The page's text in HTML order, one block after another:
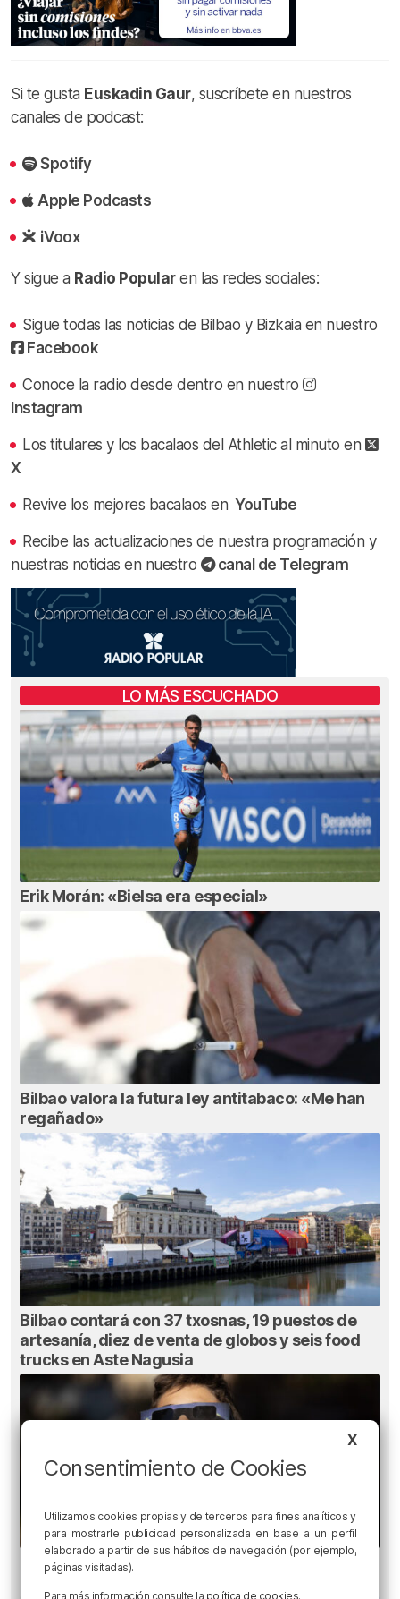
Si te gusta Euskadin Gaur, suscríbete en nuestros
canales de podcast:
Spotify
Apple Podcasts
iVoox
Y sigue a Radio Popularen las redes sociales:
Sigue todas las noticias de Bilbao y Bizkaia en nuestro
Facebook
Conoce la radio desde dentro en nuestro
Instagram
Los titulares y los bacalaos del Athletic al minuto en
X
Revive los mejores bacalaos en YouTube
Recibe las actualizaciones de nuestra programación y
nuestras noticias en nuestro
canal de Telegram
LO MÁS ESCUCHADO
Erik Morán: «Bielsa era especial»
Bilbao valora la futura ley antitabaco: «Me han
regañado»
Bilbao contará con 37 txosnas, 19 puestos de
artesanía, diez de venta de globos y seis food
trucks en Aste Nagusia
Ni gafas de sol ni radiografías: los errores que
pueden dañar la retina durante el eclipse
X
Consentimiento de Cookies
Utilizamos cookies propias y de terceros para fines analíticos y
para mostrarle publicidad personalizada en base a un perfil
elaborado a partir de sus hábitos de navegación (por ejemplo,
páginas visitadas).
Para más información consulte la política de cookies.